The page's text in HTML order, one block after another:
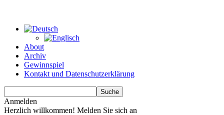
About
Archiv
Gewinnspiel
Kontakt und Datenschutzerklärung
Anmelden
Herzlich willkommen! Melden Sie sich an